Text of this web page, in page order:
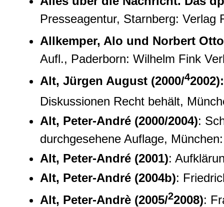
Presseagentur, Starnberg: Verlag
Allkemper, Alo und Norbert
Aufl., Paderborn: Wilhelm Fink
Alt, Jürgen August (2000/42002):
Diskussionen Recht behält,
Alt, Peter-André (2000/2004):
durchgesehene Auflage,
Alt, Peter-André (2001):
Alt, Peter-André (2004b):
Alt, Peter-Andrè (2005/22008):